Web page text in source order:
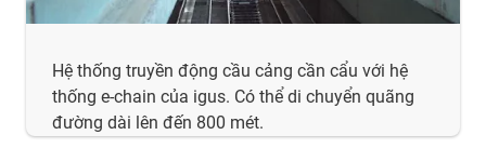
Hệ thống truyền động cầu cảng cần cẩu với hệ
thống e-chain của igus. Có thể di chuyển quãng
đường dài lên đến 800 mét.